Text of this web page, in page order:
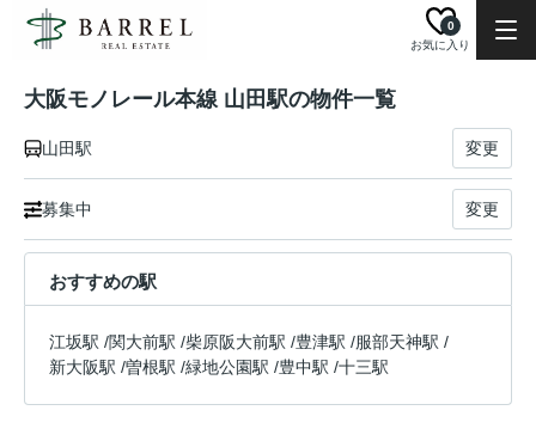
お気に入り
0
大阪モノレール本線 山田駅の物件一覧
山田駅 変更
募集中 変更
おすすめの駅
江坂駅 /関大前駅 /柴原阪大前駅 /豊津駅 /服部天神駅 /
新大阪駅 /曽根駅 /緑地公園駅 /豊中駅 /十三駅